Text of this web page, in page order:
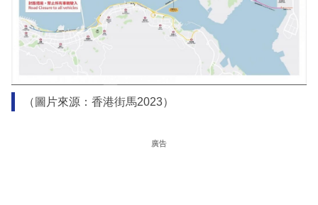
（圖片來源：香港街馬2023）
廣告